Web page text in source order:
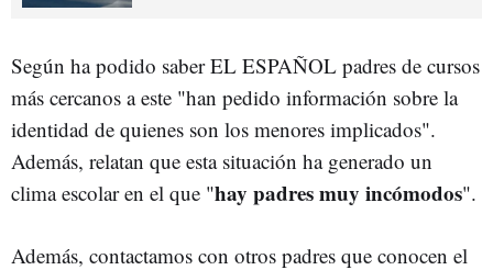
Según ha podido saber EL ESPAÑOL padres de cursos
más cercanos a este "han pedido información sobre la
identidad de quienes son los menores implicados".
Además, relatan que esta situación ha generado un
clima escolar en el que "hay padres muy incómodos".
Además, contactamos con otros padres que conocen el